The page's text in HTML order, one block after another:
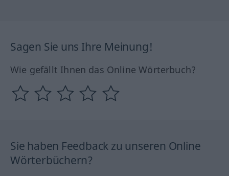
Sagen Sie uns Ihre Meinung!
Wie gefällt Ihnen das Online Wörterbuch?
Sie haben Feedback zu unseren Online
Wörterbüchern?